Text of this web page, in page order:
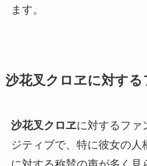
ます。
沙花叉クロヱに対する
沙花叉クロヱに対するファ
ジティブで、特に彼女の